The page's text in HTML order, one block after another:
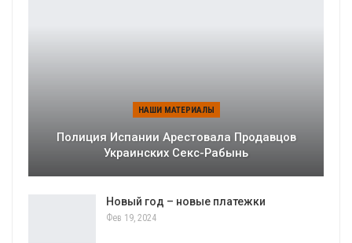
НАШИ МАТЕРИАЛЫ
Полиция Испании Арестовала Продавцов
Украинских Секс-Рабынь
Новый год – новые платежки
Фев 19, 2024